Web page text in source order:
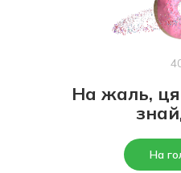
На жаль, ця
На